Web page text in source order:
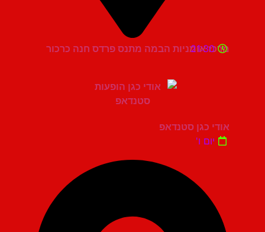
מרכז אומניות הבמה מתנס פרדס חנה כרכור
21:30
אודי כגן סטנדאפ
יום ו'